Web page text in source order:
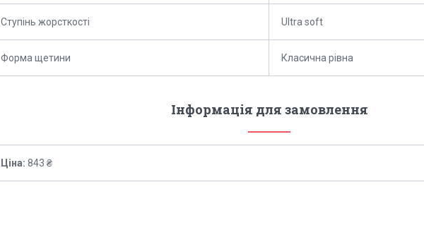
Ступінь жорсткості Ultra soft
Форма щетини Класична рівна
Інформація для замовлення
Ціна: 843 ₴